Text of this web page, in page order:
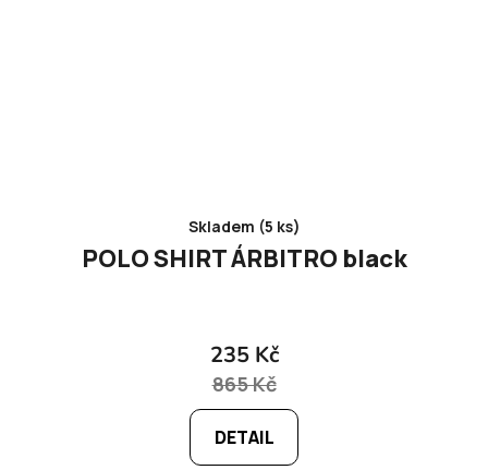
Skladem (5 ks)
POLO SHIRT ÁRBITRO black
235 Kč
865 Kč
DETAIL